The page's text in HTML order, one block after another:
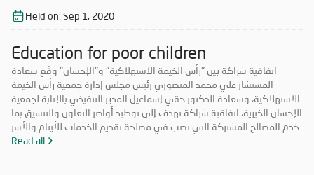
Held on:Sep 1, 2020
Education for poor children
اتفاقية شراكة بين "رأس الخيمة الاستهلاكية" و"الإحسان" وقّع سعادة
المستشار علي محمد المنصوري رئيس مجلس إدارة جمعية رأس الخيمة
الاستهلاكية، وسعادة الدكتور حقي إسماعيل المدير التنفيذي بالإنابة لجمعية
الإحسان الخيرية، اتفاقية شراكة تهدف إلى توطيد أواصر التعاون والتنسيق بما
يخدم المصالح المشتركة التي تصب في مصلحة تقديم الخدمات للأيتام والأسر
المحتاجة والمتعففة ودعم الحالات الإنسانية، إضافة إلى أهمية ترسيخ علاقة
Read all